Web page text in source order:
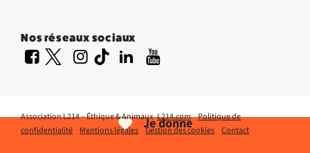
Je donne
Nos réseaux sociaux
Association L214 – Éthique & AnimauxL214.com Politique de
confidentialité
Mentions légales Gestion des cookies Contact